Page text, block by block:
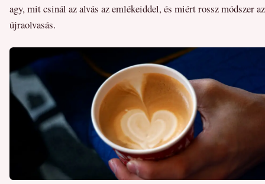
agy, mit csinál az alvás az emlékeiddel, és miért rossz módszer az
újraolvasás.